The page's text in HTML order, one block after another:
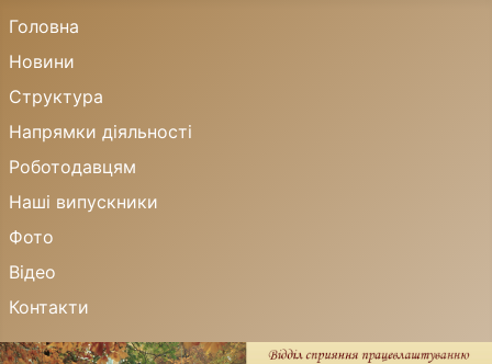
Головна
Новини
Структура
Напрямки діяльності
Роботодавцям
Наші випускники
Фото
Відео
Контакти